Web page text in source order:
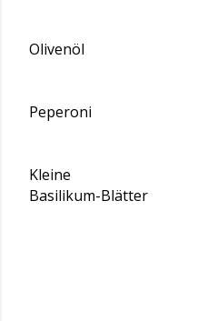
Olivenöl
Peperoni
Kleine
Basilikum-Blätter